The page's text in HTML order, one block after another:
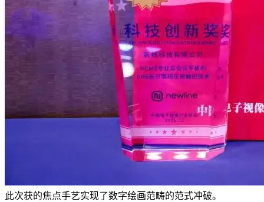
此次获的焦点手艺实现了数字绘画范畴的范式冲破。